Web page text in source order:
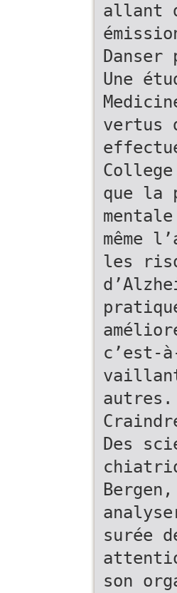
allant
Une
vertus
que la
même
les
c’est-
autres.
Des
surée
son